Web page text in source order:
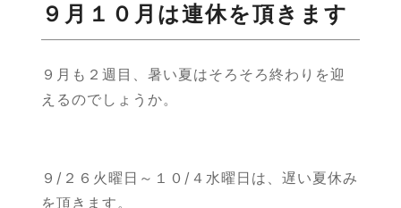
９月１０月は連休を頂きます
９月も２週目、暑い夏はそろそろ終わりを迎
えるのでしょうか。
９/２６火曜日～１０/４水曜日は、遅い夏休み
を頂きます。